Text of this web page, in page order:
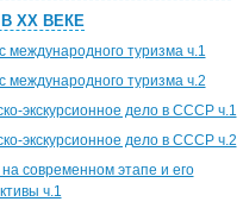
ХХ ВЕКЕ
международного туризма ч.1
международного туризма ч.2
экскурсионное дело в СССР ч.1
экскурсионное дело в СССР ч.2
современном этапе и его
ч.1